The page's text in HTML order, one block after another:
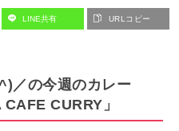
LINE共有 URLコピー
／の今週のカレー
CURRY」